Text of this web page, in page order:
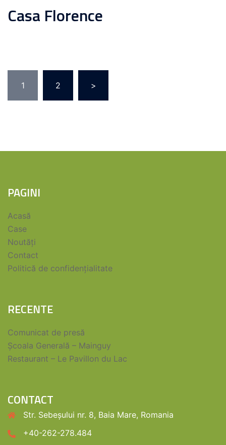
Casa Florence
Paginație
articole
1 2 >
PAGINI
Acasă
Case
Noutăți
Contact
Politică de confidențialitate
RECENTE
Comunicat de presă
Școala Generală – Mainguy
Restaurant – Le Pavillon du Lac
CONTACT
Str. Sebeșului nr. 8, Baia Mare, Romania
+40-262-278.484